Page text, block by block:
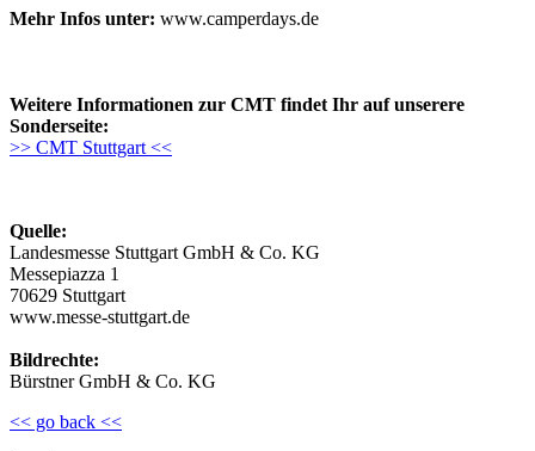
Mehr Infos unter: www.camperdays.de
Weitere Informationen zur CMT findet Ihr auf unserere
Sonderseite:
>> CMT Stuttgart <<
Quelle:
Landesmesse Stuttgart GmbH & Co. KG
Messepiazza 1
70629 Stuttgart
www.messe-stuttgart.de
Bildrechte:
Bürstner GmbH & Co. KG
<< go back <<